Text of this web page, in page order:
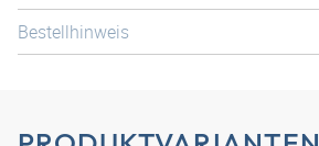
Bestellhinweis